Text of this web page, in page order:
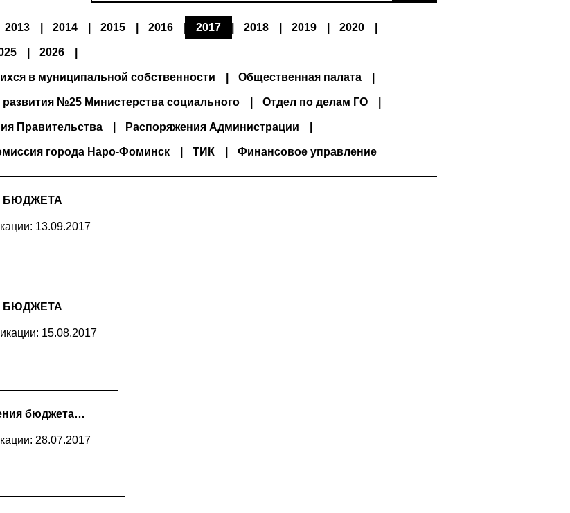
2013 2014 2015 2016 2017 2018 2019 2020
2026
в муниципальной собственности Общественная палата
№25 Министерства социального Отдел по делам ГО
Правительства Распоряжения Администрации
города Наро-Фоминск ТИК Финансовое управление
БЮДЖЕТА
13.09.2017
БЮДЖЕТА
15.08.2017
бюджета…
28.07.2017